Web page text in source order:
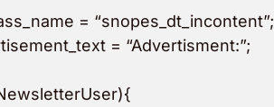
= “snopes_dt_incontent”;
= “Advertisment:”;